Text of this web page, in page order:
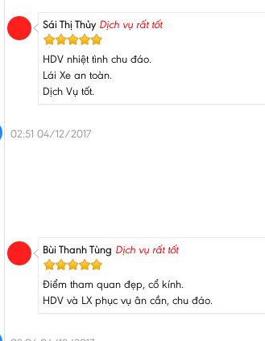
Sái Thị Thủy Dịch vụ rất tốt
HDV nhiệt tình chu đáo.
Lái Xe an toàn.
Dịch Vụ tốt.
02:51 04/12/2017
Bùi Thanh Tùng Dịch vụ rất tốt
Điểm tham quan đẹp, cổ kính.
HDV và LX phục vụ ân cần, chu đáo.